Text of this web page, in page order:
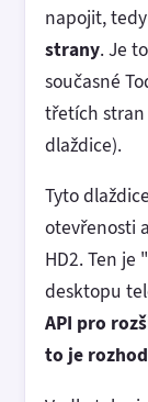
napojit,
strany. Je
současné
třetích
dlaždice).
Tyto
otevřenosti
HD2. Ten je
desktopu
API pro
to je